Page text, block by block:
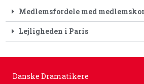
Medlemsfordele med
Lejligheden i Paris
Danske Dramatikere